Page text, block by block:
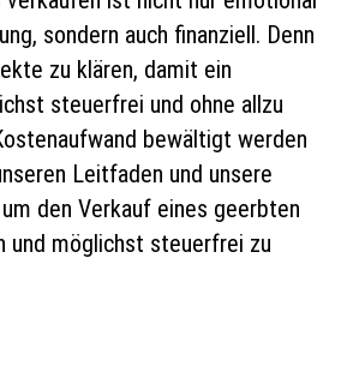
sondern auch finanziell. Denn
zu klären, damit ein
steuerfrei und ohne allzu
bewältigt werden
Leitfaden und unsere
den Verkauf eines geerbten
und möglichst steuerfrei zu